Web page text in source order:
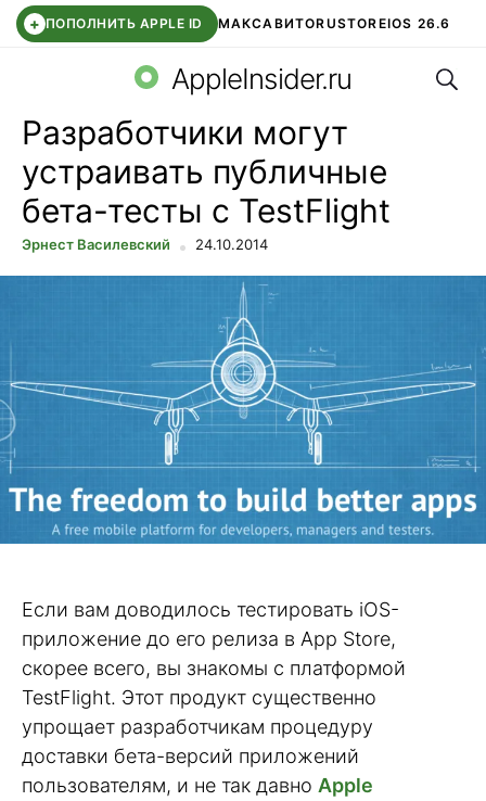
+ ПОПОЛНИТЬ APPLE ID МАКСАВИТОRUSTOREIOS 26.6
СБЕР КИДС ВТБ ОНЛАЙН ЧАТ В ROBLOX
AppleInsider.ru
Разработчики могут
устраивать публичные
бета-тесты с TestFlight
Эрнест Василевский 24.10.2014
Если вам доводилось тестировать iOS-
приложение до его релиза в App Store,
скорее всего, вы знакомы с платформой
TestFlight. Этот продукт существенно
упрощает разработчикам процедуру
доставки бета-версий приложений
пользователям, и не так давно Apple